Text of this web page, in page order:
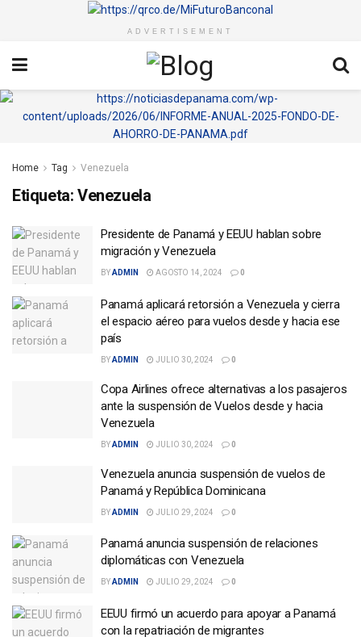
ADVERTISEMENT
Home Tag Venezuela
Etiqueta: Venezuela
Presidente de Panamá y EEUU hablan sobre
migración y Venezuela
BYADMIN AGOSTO 14, 2024 0
Panamá aplicará retorsión a Venezuela y cierra
el espacio aéreo para vuelos desde y hacia ese
país
BYADMIN JULIO 30, 2024 0
Copa Airlines ofrece alternativas a los pasajeros
ante la suspensión de Vuelos desde y hacia
Venezuela
BYADMIN JULIO 30, 2024 0
Venezuela anuncia suspensión de vuelos de
Panamá y República Dominicana
BYADMIN JULIO 29, 2024 0
Panamá anuncia suspensión de relaciones
diplomáticas con Venezuela
BYADMIN JULIO 29, 2024 0
EEUU firmó un acuerdo para apoyar a Panamá
con la repatriación de migrantes